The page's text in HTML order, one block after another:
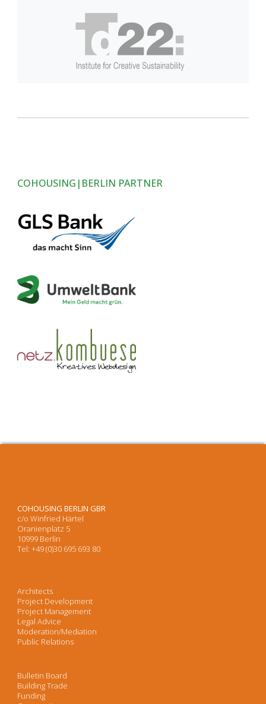
COHOUSING|BERLIN PARTNER
COHOUSING BERLIN GBR
c/o Winfried Härtel
Oranienplatz 5
10999 Berlin
Tel: +49 (0)30 695 693 80
Architects
Project Development
Project Management
Legal Advice
Moderation/Mediation
Public Relations
Bulletin Board
Building Trade
Funding